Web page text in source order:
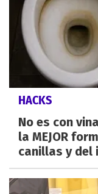
HACKS
No es con
la MEJOR
canillas y del